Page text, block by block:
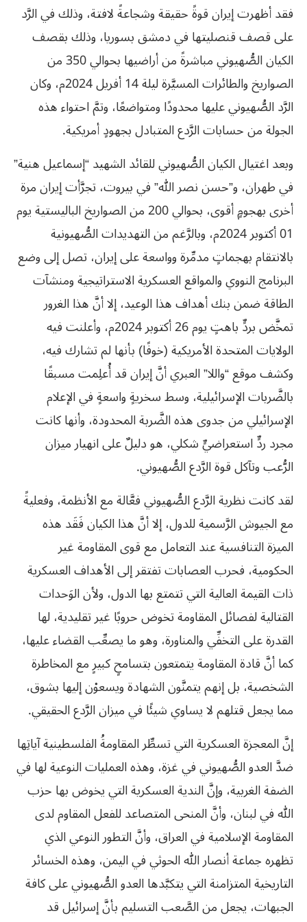
فقد أظهرت إيران قوةً حقيقة وشجاعةً لافتة، وذلك في الرَّد
على قصف قنصليتها في دمشق بسوريا، وذلك بقصف
الكيان الصُّهيوني مباشرةً من أراضيها بحوالي 350 من
الصواريخ والطائرات المسيَّرة ليلة 14 أفريل 2024م، وكان
الرَّد الصُّهيوني عليها محدودًا ومتواضعًا، وتمَّ احتواء هذه
الجولة من حسابات الرَّدع المتبادل بجهودٍ أمريكية.
وبعد اغتيال الكيان الصُّهيوني للقائد الشهيد “إسماعيل هنية”
في طهران، و”حسن نصر الله” في بيروت، تجرَّأت إيران مرة
أخرى بهجومٍ أقوى، بحوالي 200 من الصواريخ الباليستية يوم
01 أكتوبر 2024م، وبالرَّغم من التهديدات الصُّهيونية
بالانتقام بهجماتٍ مدمِّرة وواسعة على إيران، تصل إلى وضع
البرنامج النووي والمواقع العسكرية الاستراتيجية ومنشآت
الطاقة ضمن بنك أهداف هذا الوعيد، إلا أنَّ هذا الغرور
تمخَّض بردٍّ باهتٍ يوم 26 أكتوبر 2024م، وأعلنت فيه
الولايات المتحدة الأمريكية (خوفًا) بأنها لم تشارك فيه،
وكشف موقع “واللا” العبري أنَّ إيران قد أُعلِمت مسبقًا
بالضَّربات الإسرائيلية، وسط سخريةٍ واسعةٍ في الإعلام
الإسرائيلي من جدوى هذه الضَّربة المحدودة، وأنها كانت
مجرد ردٍّ استعراضيٍّ شكلي، هو دليلٌ على انهيار ميزان
الرُّعب وتآكل قوة الرَّدع الصُّهيوني.
لقد كانت نظرية الرَّدع الصُّهيوني فعَّالة مع الأنظمة، وفعليةً
مع الجيوش الرَّسمية للدول، إلا أنَّ هذا الكيان فَقَد هذه
الميزة التنافسية عند التعامل مع قوى المقاومة غير
الحكومية، فحرب العصابات تفتقر إلى الأهداف العسكرية
ذات القيمة العالية التي تتمتع بها الدول، ولأن الوَحدات
القتالية لفصائل المقاومة تخوض حروبًا غير تقليدية، لها
القدرة على التخفِّي والمناورة، وهو ما يصعِّب القضاء عليها،
كما أنَّ قادة المقاومة يتمتعون بتسامحٍ كبيرٍ مع المخاطرة
الشخصية، بل إنهم يتمنَّون الشهادة ويسعوْن إليها بشوق،
مما يجعل قتلهم لا يساوي شيئًا في ميزان الرَّدع الحقيقي.
إنَّ المعجزة العسكرية التي تسطِّر المقاومةُ الفلسطينية آياتِها
ضدَّ العدو الصُّهيوني في غزة، وهذه العمليات النوعية لها في
الضفة الغربية، وإنَّ الندية العسكرية التي يخوض بها حزب
الله في لبنان، وأنَّ المنحى المتصاعد للفعل المقاوم لدى
المقاومة الإسلامية في العراق، وأنَّ التطور النوعي الذي
تظهره جماعة أنصار الله الحوثي في اليمن، وهذه الخسائر
التاريخية المتزامنة التي يتكبَّدها العدو الصُّهيوني على كافة
الجبهات، يجعل من الصَّعب التسليم بأنَّ إسرائيل قد